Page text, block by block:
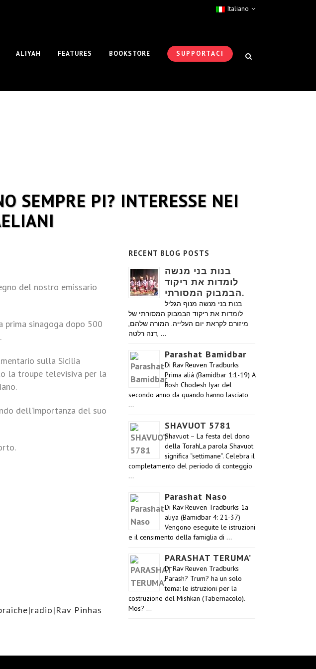
Italiano
SUPPORTACI
ALIYAH FEATURES BOOKSTORE
SEMPRE PI? INTERESSE NEI
del nostro emissario
prima sinagoga dopo 500
sulla Sicilia
la troupe televisiva per la
dell’importanza del suo
Pinhas
RECENT BLOG POSTS
בנות בני מנשה
לומדות את ריקוד
הבמבוק המסורתי.
בנות בני מנשה מנוף הגליל
לומדות את ריקוד הבמבוק המסורתי של
מיזורם לקראת יום העלייה. המורה שלהם,
דנה רלטה, …
Parashat Bamidbar
Di Rav Reuven Tradburks
Prima aliá (Bamidbar 1:1-19) A
Rosh Chodesh Iyar del
secondo anno da quando hanno lasciato
…
SHAVUOT 5781
Shavuot – La festa del dono
della TorahLa parola Shavuot
significa “settimane”. Celebra il
completamento del periodo di conteggio
…
Parashat Naso
Di Rav Reuven Tradburks 1a
aliya (Bamidbar 4: 21-37)
Vengono eseguite le istruzioni
e il censimento della famiglia di …
PARASHAT TERUMA’
Di Rav Reuven Tradburks
Parash? Trum? ha un solo
tema: le istruzioni per la
costruzione del Mishkan (Tabernacolo).
Mos? …